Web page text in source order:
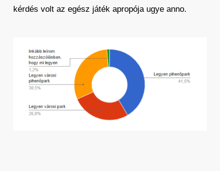
kérdés volt az egész játék apropója ugye anno.